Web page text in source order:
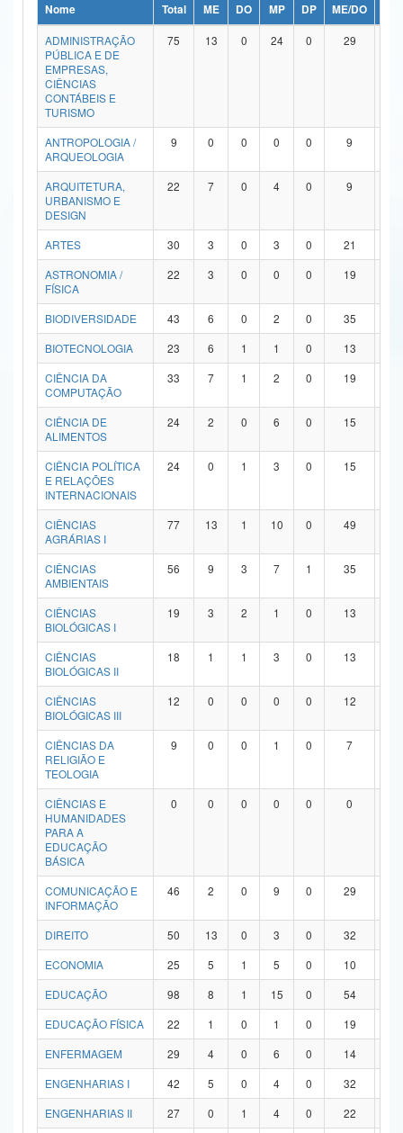
Ministério da Ciência, Tecnologia, Inovações e Comunicações
Ministério do Meio Ambiente
Ministério do Turismo
Ministério do Desenvolvimento Regional
Controladoria-Geral da União
Ministério da Mulher, da Família e dos Direitos Humanos
Secretaria de Governo
Advocacia-Geral da União
Banco Central do Brasil
Nome Total ME DO MP DP ME/DO
ADMINISTRAÇÃO
PÚBLICA E DE
EMPRESAS,
CIÊNCIAS
CONTÁBEIS E
TURISMO
75 13 0 24 0 29
ANTROPOLOGIA /
ARQUEOLOGIA
9 0 0 0 0 9
ARQUITETURA,
URBANISMO E
DESIGN
22 7 0 4 0 9
ARTES 30 3 0 3 0 21
ASTRONOMIA /
FÍSICA
22 3 0 0 0 19
BIODIVERSIDADE 43 6 0 2 0 35
BIOTECNOLOGIA
23 6 1 1 0 13
CIÊNCIA DA
COMPUTAÇÃO
33 7 1 2 0 19
CIÊNCIA DE
ALIMENTOS
24 2 0 6 0 15
CIÊNCIA POLÍTICA
E RELAÇÕES
INTERNACIONAIS
24 0 1 3 0 15
CIÊNCIAS
AGRÁRIAS I
77 13 1 10 0 49
CIÊNCIAS
AMBIENTAIS
56 9 3 7 1 35
CIÊNCIAS
BIOLÓGICAS I
19 3 2 1 0 13
CIÊNCIAS
BIOLÓGICAS II
18 1 1 3 0 13
CIÊNCIAS
BIOLÓGICAS III
12 0 0 0 0 12
CIÊNCIAS DA
RELIGIÃO E
TEOLOGIA
9 0 0 1 0 7
CIÊNCIAS E
HUMANIDADES
PARA A
EDUCAÇÃO
BÁSICA
0 0 0 0 0 0
COMUNICAÇÃO E
INFORMAÇÃO
46 2 0 9 0 29
DIREITO 50 13 0 3 0 32
ECONOMIA
25 5 1 5 0 10
EDUCAÇÃO
98 8 1 15 0 54
EDUCAÇÃO FÍSICA
22 1 0 1 0 19
ENFERMAGEM
29 4 0 6 0 14
ENGENHARIAS I
42 5 0 4 0 32
ENGENHARIAS II
27 0 1 4 0 22